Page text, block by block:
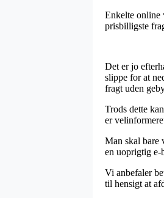
Enkelte online
prisbilligste
Det er jo
slippe for at
fragt uden
Trods dette
er
Man skal bare
en uoprigtig
Vi anbefaler
til hensigt at